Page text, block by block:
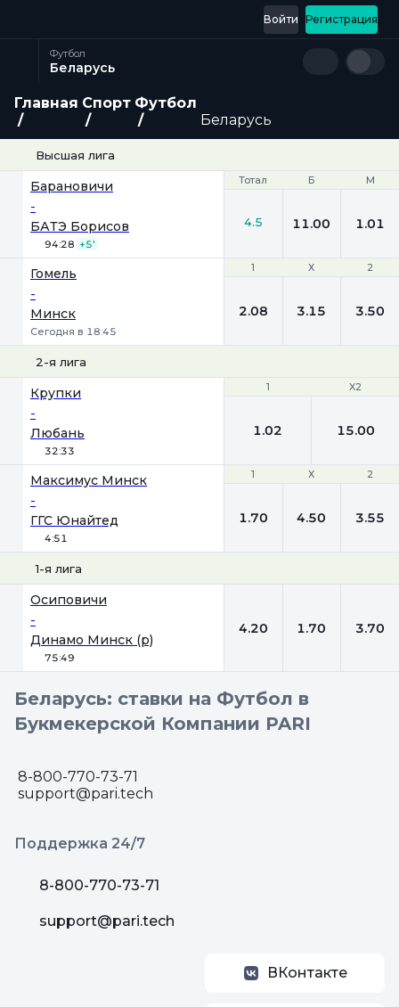
Регистрация
Войти
Футбол
Беларусь
Главная Спорт Футбол
Беларусь
Высшая лига
Тотал Б М
Барановичи
-
БАТЭ Борисов
94:28 +5'
Тотал Б М
4.5 11.00 1.01
1 Х 2
Гомель
-
Минск
Сегодня в 18:45
1 Х 2
2.08 3.15 3.50
2-я лига
1 X2
Крупки
-
Любань
32:33
1 X2
1.02 15.00
1 Х 2
Максимус Минск
-
ГГС Юнайтед
4:51
1 Х 2
1.70 4.50 3.55
1-я лига
Осиповичи
-
Динамо Минск (р)
75:49
4.20 1.70 3.70
Беларусь: ставки на Футбол в
Букмекерской Компании PARI
8-800-770-73-71
support@pari.tech
Поддержка 24/7
8-800-770-73-71
support@pari.tech
ВКонтакте